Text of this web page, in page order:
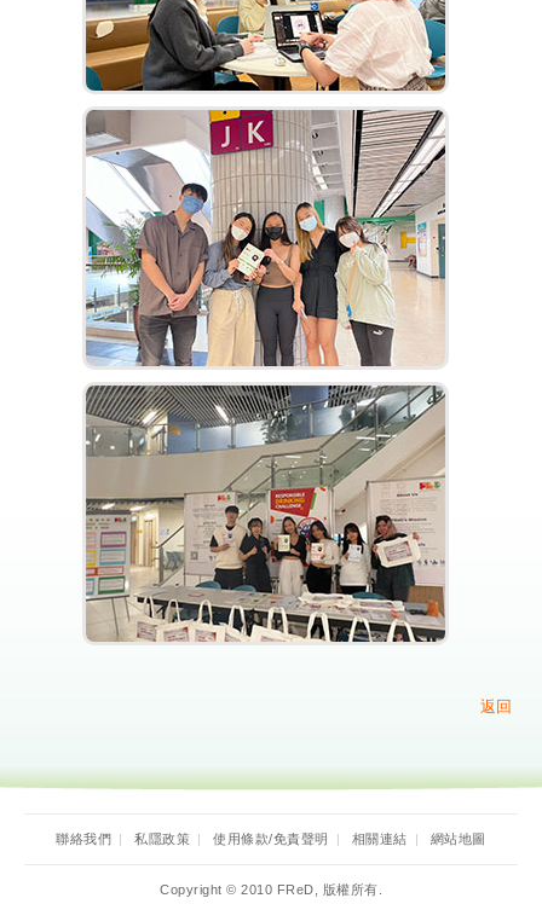
返回
聯絡我們 | 私隱政策 | 使用條款/免責聲明 | 相關連結 | 網站地圖
Copyright © 2010 FReD, 版權所有.